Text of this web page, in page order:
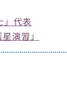
」代表
演習」